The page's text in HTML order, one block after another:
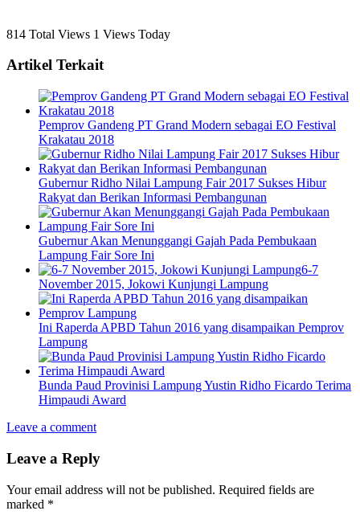
814 Total Views 1 Views Today
Artikel Terkait
Pemprov Gandeng PT Grand Modern sebagai EO Festival
Krakatau 2018
Gubernur Ridho Nilai Lampung Fair 2017 Sukses Hibur
Rakyat dan Berikan Informasi Pembangunan
Gubernur Akan Menunggangi Gajah Pada Pembukaan
Lampung Fair Sore Ini
6-7
November 2015, Jokowi Kunjungi Lampung
Ini Raperda APBD Tahun 2016 yang disampaikan Pemprov
Lampung
Bunda Paud Provinisi Lampung Yustin Ridho Ficardo Terima
Himpaudi Award
Leave a comment
Leave a Reply
Your email address will not be published. Required fields are
marked *